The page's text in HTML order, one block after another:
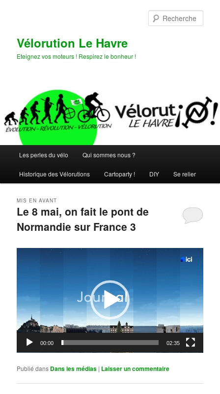
Vélorution Le Havre
Eteignez vos moteurs ! Respirez le bonheur !
principal
Les perles du vélo Qui sommes nous ?
Historique des Vélorutions Cartoparty ! DIY Se relier
Le 8 mai, on fait le pont de
Normandie sur France 3
MIS EN AVANT
00:00 02:35
Publié dans Dans les médias | Laisser un commentaire